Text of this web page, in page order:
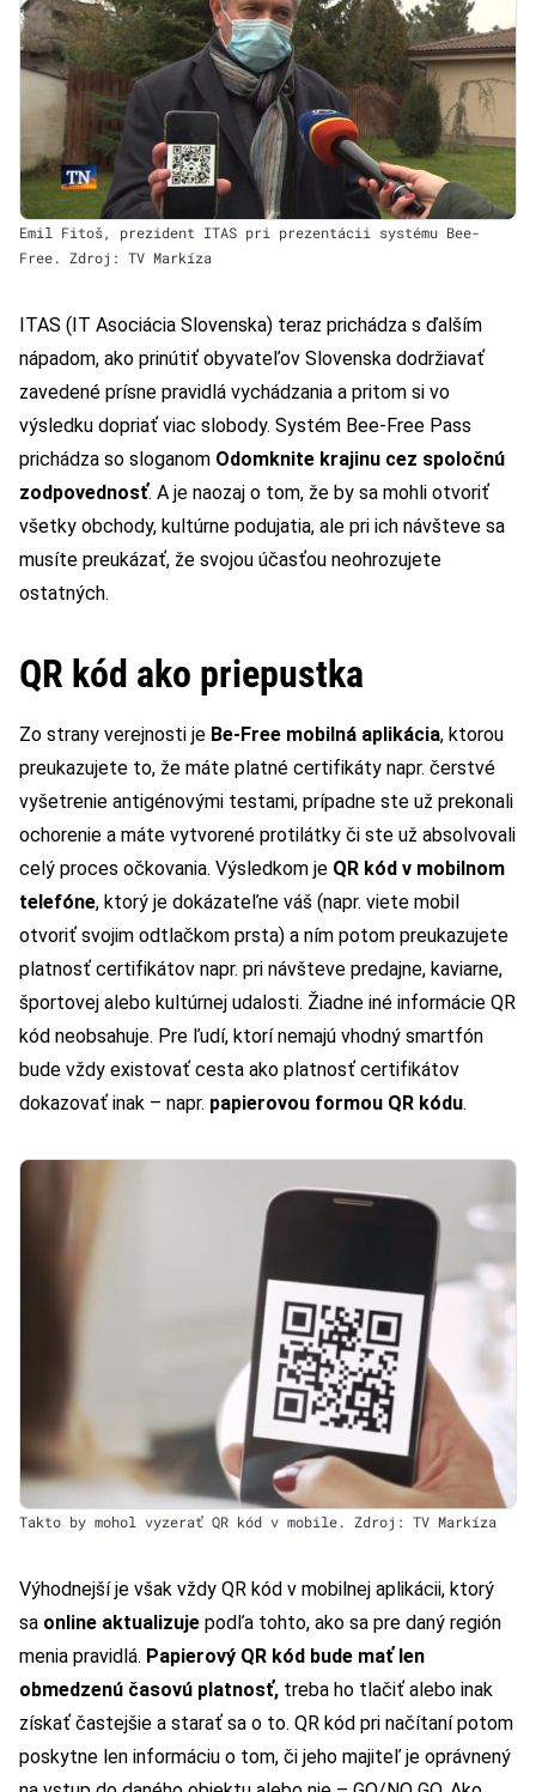
Emil Fitoš, prezident ITAS pri prezentácii systému Bee-
Free. Zdroj: TV Markíza
ITAS (IT Asociácia Slovenska) teraz prichádza s ďalším
nápadom, ako prinútiť obyvateľov Slovenska dodržiavať
zavedené prísne pravidlá vychádzania a pritom si vo
výsledku dopriať viac slobody. Systém Bee-Free Pass
prichádza so sloganom Odomknite krajinu cez spoločnú
zodpovednosť. A je naozaj o tom, že by sa mohli otvoriť
všetky obchody, kultúrne podujatia, ale pri ich návšteve sa
musíte preukázať, že svojou účasťou neohrozujete
ostatných.
QR kód ako priepustka
Zo strany verejnosti je Be-Free mobilná aplikácia, ktorou
preukazujete to, že máte platné certifikáty napr. čerstvé
vyšetrenie antigénovými testami, prípadne ste už prekonali
ochorenie a máte vytvorené protilátky či ste už absolvovali
celý proces očkovania. Výsledkom je QR kód v mobilnom
telefóne, ktorý je dokázateľne váš (napr. viete mobil
otvoriť svojim odtlačkom prsta) a ním potom preukazujete
platnosť certifikátov napr. pri návšteve predajne, kaviarne,
športovej alebo kultúrnej udalosti. Žiadne iné informácie QR
kód neobsahuje. Pre ľudí, ktorí nemajú vhodný smartfón
bude vždy existovať cesta ako platnosť certifikátov
dokazovať inak – napr. papierovou formou QR kódu.
Takto by mohol vyzerať QR kód v mobile. Zdroj: TV Markíza
Výhodnejší je však vždy QR kód v mobilnej aplikácii, ktorý
sa online aktualizuje podľa tohto, ako sa pre daný región
menia pravidlá. Papierový QR kód bude mať len
obmedzenú časovú platnosť, treba ho tlačiť alebo inak
získať častejšie a starať sa o to. QR kód pri načítaní potom
poskytne len informáciu o tom, či jeho majiteľ je oprávnený